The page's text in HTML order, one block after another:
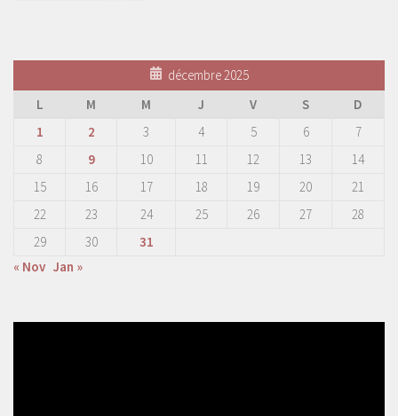
décembre 2025
L
M M J V S
D
1
2 3 4 5 6
7
8
9 10 11 12 13
14
15
16 17 18 19 20
21
22
23 24 25 26 27
28
29
30
31
« Nov Jan »